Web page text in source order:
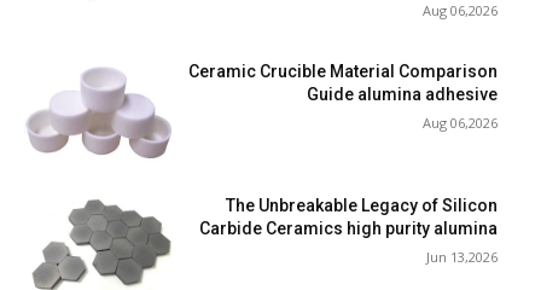
Aug 06,2026
Ceramic Crucible Material Comparison
Guide alumina adhesive
Aug 06,2026
The Unbreakable Legacy of Silicon
Carbide Ceramics high purity alumina
Jun 13,2026